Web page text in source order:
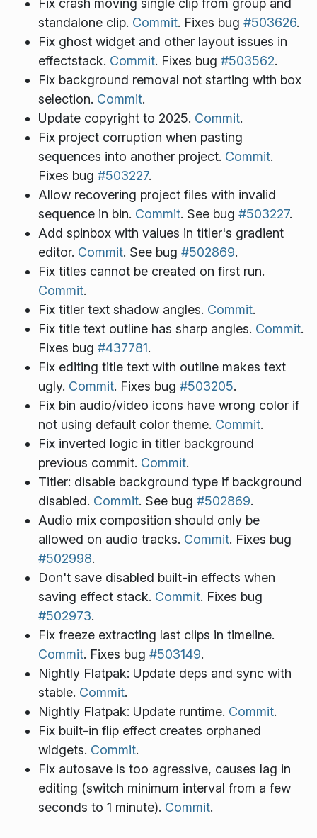
Fix crash moving single clip from group and
standalone clip. Commit. Fixes bug #503626.
Fix ghost widget and other layout issues in
effectstack. Commit. Fixes bug #503562.
Fix background removal not starting with box
selection. Commit.
Update copyright to 2025. Commit.
Fix project corruption when pasting
sequences into another project. Commit.
Fixes bug #503227.
Allow recovering project files with invalid
sequence in bin. Commit. See bug #503227.
Add spinbox with values in titler's gradient
editor. Commit. See bug #502869.
Fix titles cannot be created on first run.
Commit.
Fix titler text shadow angles. Commit.
Fix title text outline has sharp angles. Commit.
Fixes bug #437781.
Fix editing title text with outline makes text
ugly. Commit. Fixes bug #503205.
Fix bin audio/video icons have wrong color if
not using default color theme. Commit.
Fix inverted logic in titler background
previous commit. Commit.
Titler: disable background type if background
disabled. Commit. See bug #502869.
Audio mix composition should only be
allowed on audio tracks. Commit. Fixes bug
#502998.
Don't save disabled built-in effects when
saving effect stack. Commit. Fixes bug
#502973.
Fix freeze extracting last clips in timeline.
Commit. Fixes bug #503149.
Nightly Flatpak: Update deps and sync with
stable. Commit.
Nightly Flatpak: Update runtime. Commit.
Fix built-in flip effect creates orphaned
widgets. Commit.
Fix autosave is too agressive, causes lag in
editing (switch minimum interval from a few
seconds to 1 minute). Commit.